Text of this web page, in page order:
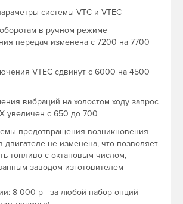
системы VTC и VTEC
в ручном режиме
передач изменена с 7200 на 7700
VTEC сдвинут с 6000 на 4500
вибраций на холостом ходу запрос
увеличен с 650 до 700
предотвращения возникновения
двигателе не изменена, что позволяет
топливо с октановым числом,
заводом-изготовителем
8 000 р - за любой набор опций